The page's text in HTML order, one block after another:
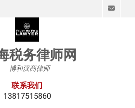
税务律师网
博和汉商律师
联系我们
13817515860